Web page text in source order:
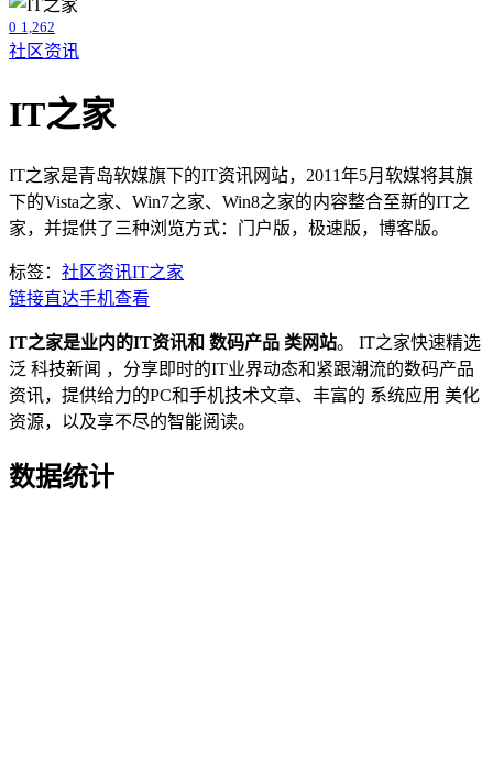
0 1,262
社区资讯
IT之家
IT之家是青岛软媒旗下的IT资讯网站，2011年5月软媒将其旗
下的Vista之家、Win7之家、Win8之家的内容整合至新的IT之
家，并提供了三种浏览方式：门户版，极速版，博客版。
标签： 社区资讯IT之家
链接直达手机查看
IT之家是业内的IT资讯和 数码产品 类网站。 IT之家快速精选
泛 科技新闻 ，分享即时的IT业界动态和紧跟潮流的数码产品
资讯，提供给力的PC和手机技术文章、丰富的 系统应用 美化
资源，以及享不尽的智能阅读。
数据统计